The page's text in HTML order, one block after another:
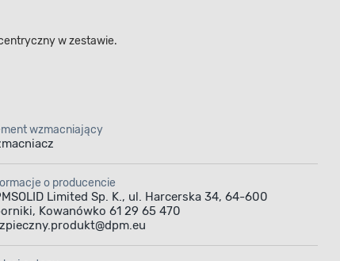
w zestawie.
wzmacniający
o producencie
Limited Sp. K., ul. Harcerska 34, 64-600
Kowanówko 61 29 65 470